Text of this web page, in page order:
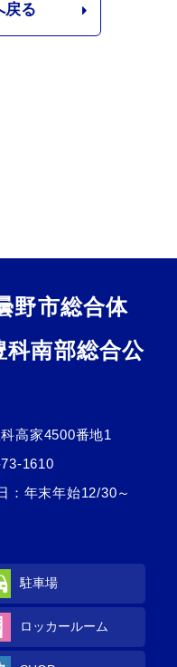
戻る
野市総合体
科南部総合公
高家4500番地1
1610
年末年始12/30～
駐車場
ロッカールーム